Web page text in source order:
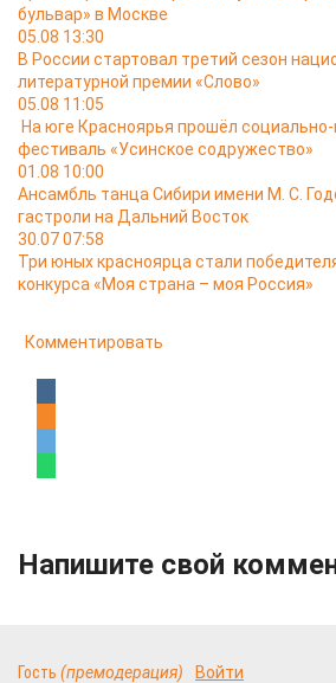
бульвар» в Москве
05.08 13:30
В России стартовал третий сезон
литературной премии «Слово»
05.08 11:05
На юге Красноярья прошёл
фестиваль «Усинское содружество»
01.08 10:00
Ансамбль танца Сибири имени М. С.
гастроли на Дальний Восток
30.07 07:58
Три юных красноярца стали
конкурса «Моя страна – моя Россия»
Комментировать
Напишите свой
Гость (премодерация) Войти